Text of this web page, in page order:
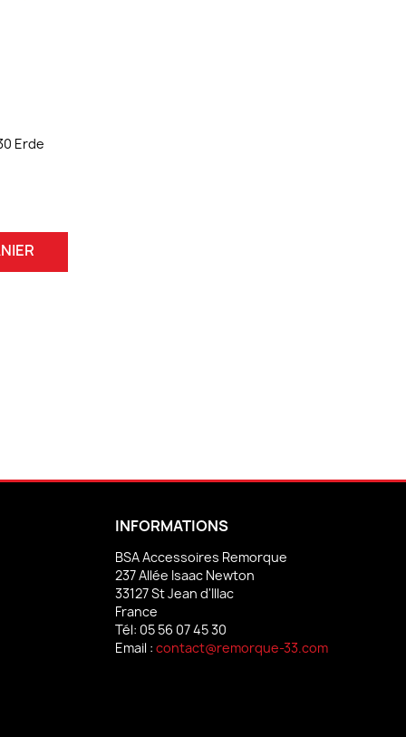
Erde
INFORMATIONS
BSA Accessoires Remorque
237 Allée Isaac Newton
33127 St Jean d'Illac
France
Tél: 05 56 07 45 30
Email : contact@remorque-33.com